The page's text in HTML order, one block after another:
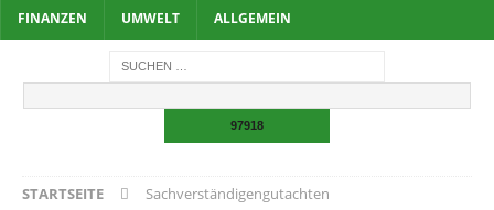
FINANZEN UMWELT ALLGEMEIN
STARTSEITE Sachverständigengutachten